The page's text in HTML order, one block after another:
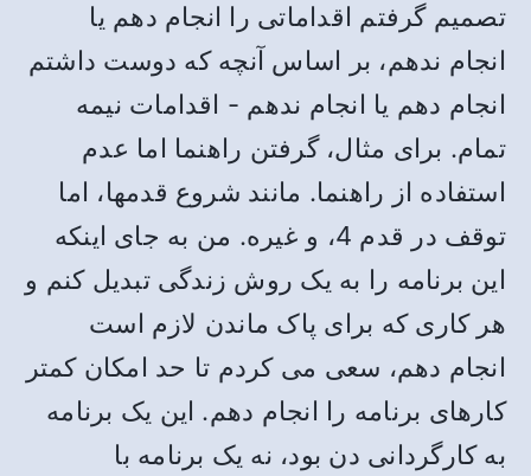
تصمیم گرفتم اقداماتی را انجام دهم یا
انجام ندهم، بر اساس آنچه که دوست داشتم
انجام دهم یا انجام ندهم - اقدامات نیمه
تمام. برای مثال، گرفتن راهنما اما عدم
استفاده از راهنما. مانند شروع قدمها، اما
توقف در قدم 4، و غیره. من به جای اینکه
این برنامه را به یک روش زندگی تبدیل کنم و
هر کاری که برای پاک ماندن لازم است
انجام دهم، سعی می کردم تا حد امکان کمتر
کارهای برنامه را انجام دهم. این یک برنامه
به کارگردانی دن بود، نه یک برنامه با